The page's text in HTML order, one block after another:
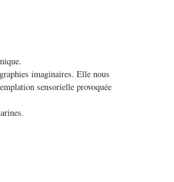
imaginaires. Elle nous
sensorielle provoquée